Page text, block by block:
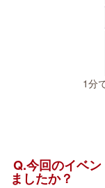
1分
Q.今回のイベ
ましたか？